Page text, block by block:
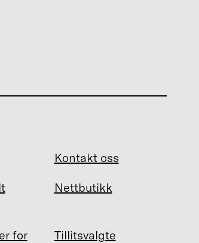
Kontakt oss
Nettbutikk
for Tillitsvalgte